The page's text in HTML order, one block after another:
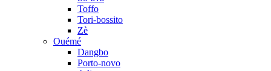
Toffo
Tori-bossito
Zè
Ouémé
Dangbo
Porto-novo